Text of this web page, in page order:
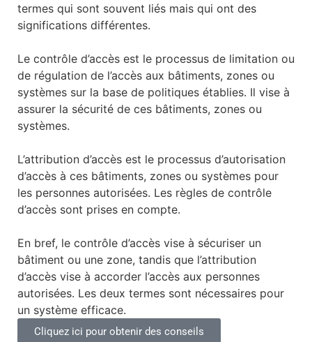
termes qui sont souvent liés mais qui ont des
significations différentes.
Le contrôle d’accès est le processus de limitation ou
de régulation de l’accès aux bâtiments, zones ou
systèmes sur la base de politiques établies. Il vise à
assurer la sécurité de ces bâtiments, zones ou
systèmes.
L’attribution d’accès est le processus d’autorisation
d’accès à ces bâtiments, zones ou systèmes pour
les personnes autorisées. Les règles de contrôle
d’accès sont prises en compte.
En bref, le contrôle d’accès vise à sécuriser un
bâtiment ou une zone, tandis que l’attribution
d’accès vise à accorder l’accès aux personnes
autorisées. Les deux termes sont nécessaires pour
un système efficace.
Cliquez ici pour obtenir des conseils